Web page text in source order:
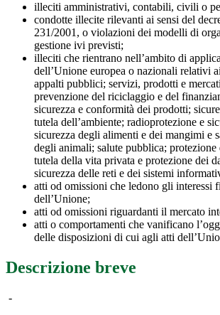
illeciti amministrativi, contabili, civili o
condotte illecite rilevanti ai sensi del
231/2001, o violazioni dei modelli di
gestione ivi previsti;
illeciti che rientrano nell’ambito di
dell’Unione europea o nazionali relativi
appalti pubblici; servizi, prodotti e
prevenzione del riciclaggio e del
sicurezza e conformità dei prodotti;
tutela dell’ambiente; radioprotezione e
sicurezza degli alimenti e dei mangimi e
degli animali; salute pubblica; protezione
tutela della vita privata e protezione dei
sicurezza delle reti e dei sistemi
atti od omissioni che ledono gli interessi
dell’Unione;
atti od omissioni riguardanti il mercato
atti o comportamenti che vanificano
delle disposizioni di cui agli atti
Descrizione breve
-